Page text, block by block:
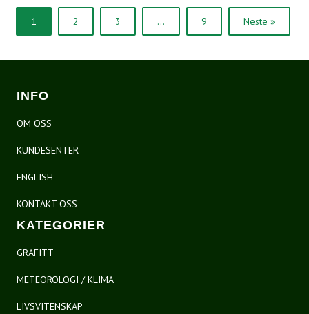
1 2 3 … 9 Neste »
INFO
OM OSS
KUNDESENTER
ENGLISH
KONTAKT OSS
KATEGORIER
GRAFITT
METEOROLOGI / KLIMA
LIVSVITENSKAP